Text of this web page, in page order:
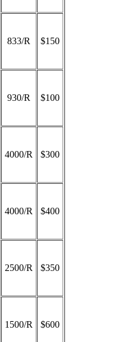
833/R $150
930/R $100
4000/R $300
4000/R $400
2500/R $350
1500/R $600